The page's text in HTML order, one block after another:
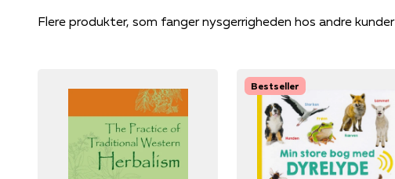
Flere produkter, som fanger nysgerrigheden hos andre kunder
Bestseller